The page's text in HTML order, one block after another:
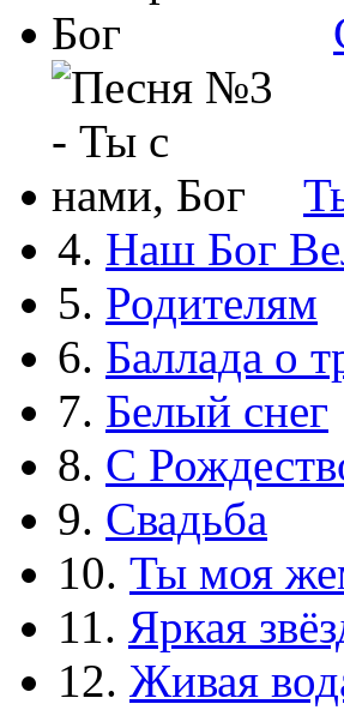
4. Наш Бог
5. Родителям
6. Баллада о
7. Белый снег
8. С
9. Свадьба
10. Ты моя
11. Яркая
12. Живая